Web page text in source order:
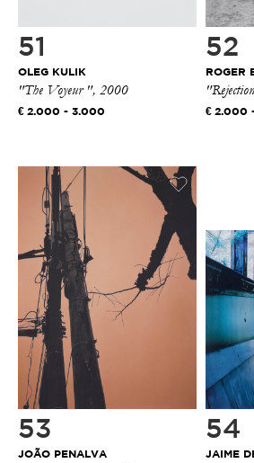
51
OLEG KULIK
"The Voyeur ", 2000
2.000 - 3.000
52
ROGER
2.000
53
JOÃO PENALVA
54
JAIME